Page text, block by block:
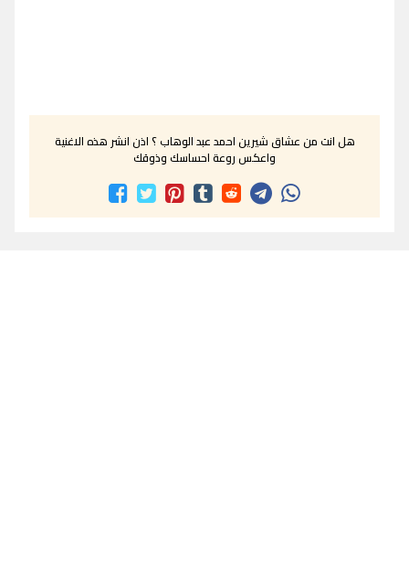
هل انت من عشاق شيرين احمد عبد الوهاب ؟ اذن انشر هذه الاغنية
واعكس روعة احساسك وذوقك